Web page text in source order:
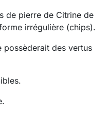
de pierre de Citrine de
irrégulière (chips).
possèderait des vertus